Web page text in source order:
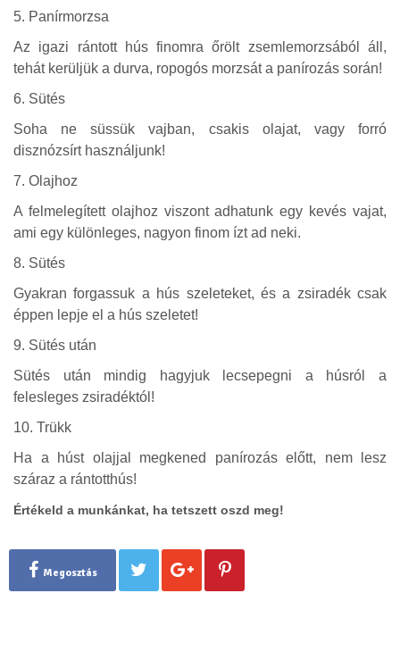
5. Panírmorzsa
Az igazi rántott hús finomra őrölt zsemlemorzsából áll,
tehát kerüljük a durva, ropogós morzsát a panírozás során!
6. Sütés
Soha ne süssük vajban, csakis olajat, vagy forró
disznózsírt használjunk!
7. Olajhoz
A felmelegített olajhoz viszont adhatunk egy kevés vajat,
ami egy különleges, nagyon finom ízt ad neki.
8. Sütés
Gyakran forgassuk a hús szeleteket, és a zsiradék csak
éppen lepje el a hús szeletet!
9. Sütés után
Sütés után mindig hagyjuk lecsepegni a húsról a
felesleges zsiradéktól!
10. Trükk
Ha a húst olajjal megkened panírozás előtt, nem lesz
száraz a rántotthús!
Értékeld a munkánkat, ha tetszett oszd meg!
Megosztás